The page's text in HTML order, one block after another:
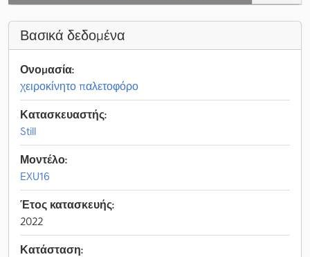
Βασικά δεδομένα
Ονομασία:
χειροκίνητο παλετοφόρο
Κατασκευαστής:
Still
Μοντέλο:
EXU16
Έτος κατασκευής:
2022
Κατάσταση: